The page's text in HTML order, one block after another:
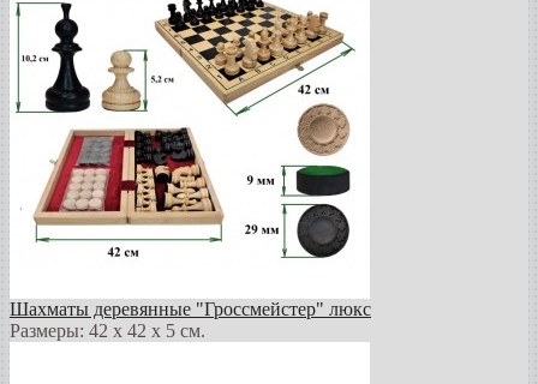
Шахматы деревянные "Гроссмейстер" люкс
Размеры: 42 x 42 x 5 см.